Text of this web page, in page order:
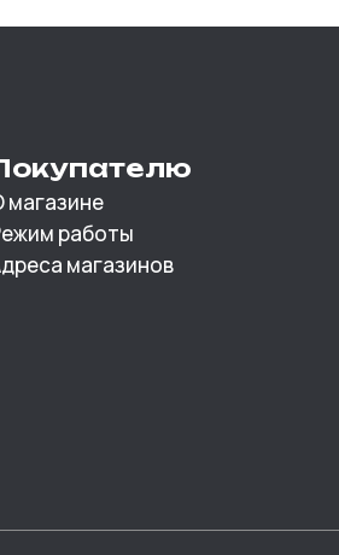
магазине
работы
магазинов